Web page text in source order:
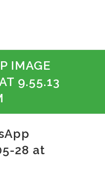
IMAGE
9.55.13
28 at